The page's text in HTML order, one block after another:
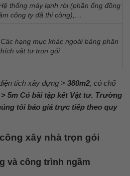
thống máy lạnh rời (phần ống đồng
công ty đã thi công),…
Các hạng mục khác ngoài bảng phân
vật tư trọn gói
tích xây dựng > 380m2, có chổ
> 5m Có bãi tập kết Vật tư. Trường
tôi báo giá trực tiếp theo quy
xây nhà trọn gói
và công trình ngầm